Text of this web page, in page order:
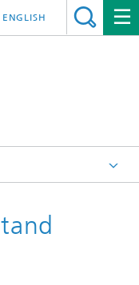
ENGLISH